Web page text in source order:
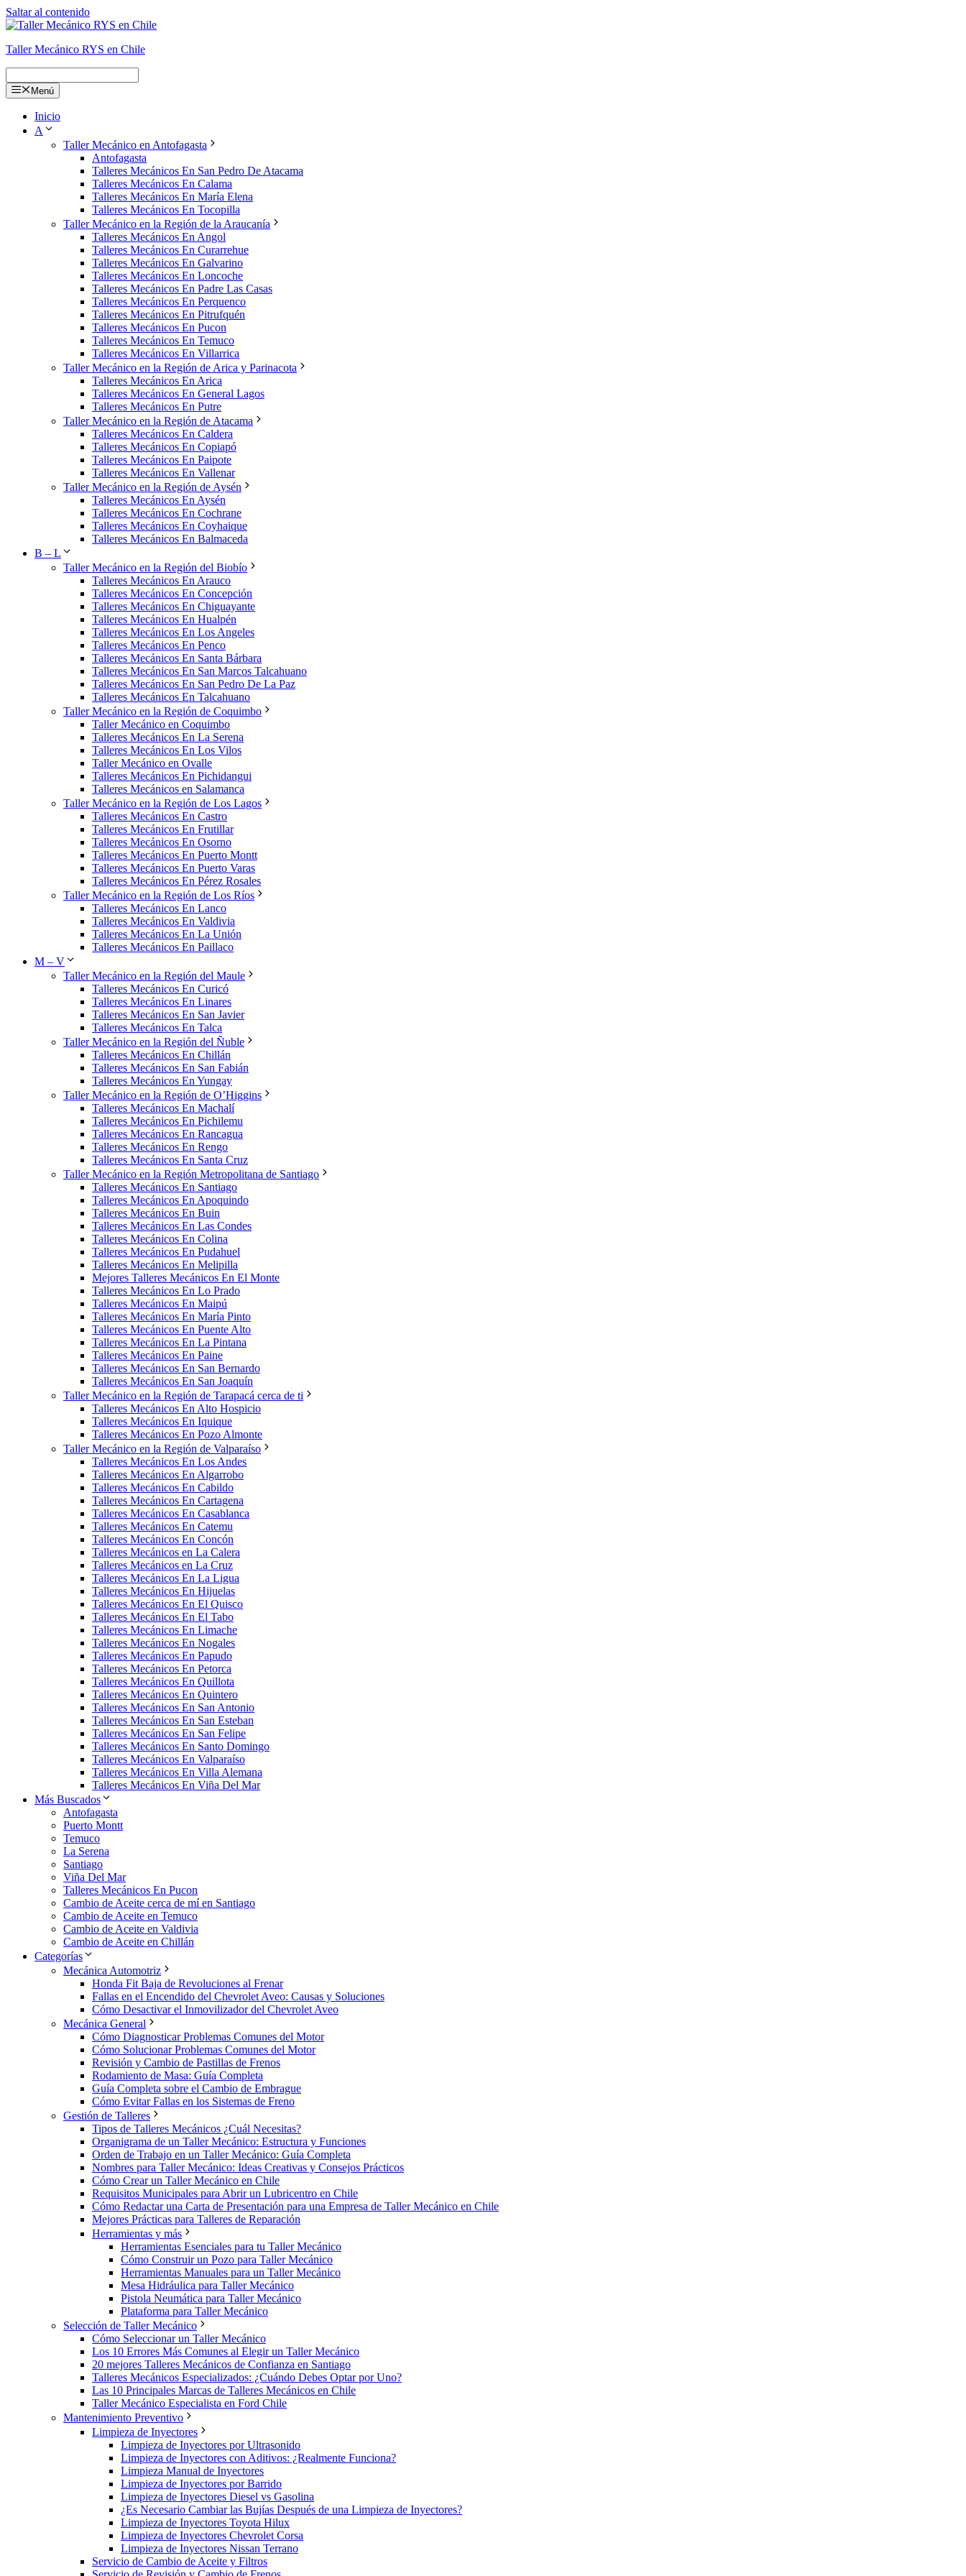
Saltar al contenido
Taller Mecánico RYS en Chile
Menú
Inicio
A
Taller Mecánico en Antofagasta
Antofagasta
Talleres Mecánicos En San Pedro De Atacama
Talleres Mecánicos En Calama
Talleres Mecánicos En María Elena
Talleres Mecánicos En Tocopilla
Taller Mecánico en la Región de la Araucanía
Talleres Mecánicos En Angol
Talleres Mecánicos En Curarrehue
Talleres Mecánicos En Galvarino
Talleres Mecánicos En Loncoche
Talleres Mecánicos En Padre Las Casas
Talleres Mecánicos En Perquenco
Talleres Mecánicos En Pitrufquén
Talleres Mecánicos En Pucon
Talleres Mecánicos En Temuco
Talleres Mecánicos En Villarrica
Taller Mecánico en la Región de Arica y Parinacota
Talleres Mecánicos En Arica
Talleres Mecánicos En General Lagos
Talleres Mecánicos En Putre
Taller Mecánico en la Región de Atacama
Talleres Mecánicos En Caldera
Talleres Mecánicos En Copiapó
Talleres Mecánicos En Paipote
Talleres Mecánicos En Vallenar
Taller Mecánico en la Región de Aysén
Talleres Mecánicos En Aysén
Talleres Mecánicos En Cochrane
Talleres Mecánicos En Coyhaique
Talleres Mecánicos En Balmaceda
B – L
Taller Mecánico en la Región del Biobío
Talleres Mecánicos En Arauco
Talleres Mecánicos En Concepción
Talleres Mecánicos En Chiguayante
Talleres Mecánicos En Hualpén
Talleres Mecánicos En Los Angeles
Talleres Mecánicos En Penco
Talleres Mecánicos En Santa Bárbara
Talleres Mecánicos En San Marcos Talcahuano
Talleres Mecánicos En San Pedro De La Paz
Talleres Mecánicos En Talcahuano
Taller Mecánico en la Región de Coquimbo
Taller Mecánico en Coquimbo
Talleres Mecánicos En La Serena
Talleres Mecánicos En Los Vilos
Taller Mecánico en Ovalle
Talleres Mecánicos En Pichidangui
Talleres Mecánicos en Salamanca
Taller Mecánico en la Región de Los Lagos
Talleres Mecánicos En Castro
Talleres Mecánicos En Frutillar
Talleres Mecánicos En Osorno
Talleres Mecánicos En Puerto Montt
Talleres Mecánicos En Puerto Varas
Talleres Mecánicos En Pérez Rosales
Taller Mecánico en la Región de Los Ríos
Talleres Mecánicos En Lanco
Talleres Mecánicos En Valdivia
Talleres Mecánicos En La Unión
Talleres Mecánicos En Paillaco
M – V
Taller Mecánico en la Región del Maule
Talleres Mecánicos En Curicó
Talleres Mecánicos En Linares
Talleres Mecánicos En San Javier
Talleres Mecánicos En Talca
Taller Mecánico en la Región del Ñuble
Talleres Mecánicos En Chillán
Talleres Mecánicos En San Fabián
Talleres Mecánicos En Yungay
Taller Mecánico en la Región de O’Higgins
Talleres Mecánicos En Machalí
Talleres Mecánicos En Pichilemu
Talleres Mecánicos En Rancagua
Talleres Mecánicos En Rengo
Talleres Mecánicos En Santa Cruz
Taller Mecánico en la Región Metropolitana de Santiago
Talleres Mecánicos En Santiago
Talleres Mecánicos En Apoquindo
Talleres Mecánicos En Buin
Talleres Mecánicos En Las Condes
Talleres Mecánicos En Colina
Talleres Mecánicos En Pudahuel
Talleres Mecánicos En Melipilla
Mejores Talleres Mecánicos En El Monte
Talleres Mecánicos En Lo Prado
Talleres Mecánicos En Maipú
Talleres Mecánicos En María Pinto
Talleres Mecánicos En Puente Alto
Talleres Mecánicos En La Pintana
Talleres Mecánicos En Paine
Talleres Mecánicos En San Bernardo
Talleres Mecánicos En San Joaquín
Taller Mecánico en la Región de Tarapacá cerca de ti
Talleres Mecánicos En Alto Hospicio
Talleres Mecánicos En Iquique
Talleres Mecánicos En Pozo Almonte
Taller Mecánico en la Región de Valparaíso
Talleres Mecánicos En Los Andes
Talleres Mecánicos En Algarrobo
Talleres Mecánicos En Cabildo
Talleres Mecánicos En Cartagena
Talleres Mecánicos En Casablanca
Talleres Mecánicos En Catemu
Talleres Mecánicos En Concón
Talleres Mecánicos en La Calera
Talleres Mecánicos en La Cruz
Talleres Mecánicos En La Ligua
Talleres Mecánicos En Hijuelas
Talleres Mecánicos En El Quisco
Talleres Mecánicos En El Tabo
Talleres Mecánicos En Limache
Talleres Mecánicos En Nogales
Talleres Mecánicos En Papudo
Talleres Mecánicos En Petorca
Talleres Mecánicos En Quillota
Talleres Mecánicos En Quintero
Talleres Mecánicos En San Antonio
Talleres Mecánicos En San Esteban
Talleres Mecánicos En San Felipe
Talleres Mecánicos En Santo Domingo
Talleres Mecánicos En Valparaíso
Talleres Mecánicos En Villa Alemana
Talleres Mecánicos En Viña Del Mar
Más Buscados
Antofagasta
Puerto Montt
Temuco
La Serena
Santiago
Viña Del Mar
Talleres Mecánicos En Pucon
Cambio de Aceite cerca de mí en Santiago
Cambio de Aceite en Temuco
Cambio de Aceite en Valdivia
Cambio de Aceite en Chillán
Categorías
Mecánica Automotriz
Honda Fit Baja de Revoluciones al Frenar
Fallas en el Encendido del Chevrolet Aveo: Causas y Soluciones
Cómo Desactivar el Inmovilizador del Chevrolet Aveo
Mecánica General
Cómo Diagnosticar Problemas Comunes del Motor
Cómo Solucionar Problemas Comunes del Motor
Revisión y Cambio de Pastillas de Frenos
Rodamiento de Masa: Guía Completa
Guía Completa sobre el Cambio de Embrague
Cómo Evitar Fallas en los Sistemas de Freno
Gestión de Talleres
Tipos de Talleres Mecánicos ¿Cuál Necesitas?
Organigrama de un Taller Mecánico: Estructura y Funciones
Orden de Trabajo en un Taller Mecánico: Guía Completa
Nombres para Taller Mecánico: Ideas Creativas y Consejos Prácticos
Cómo Crear un Taller Mecánico en Chile
Requisitos Municipales para Abrir un Lubricentro en Chile
Cómo Redactar una Carta de Presentación para una Empresa de Taller Mecánico en Chile
Mejores Prácticas para Talleres de Reparación
Herramientas y más
Herramientas Esenciales para tu Taller Mecánico
Cómo Construir un Pozo para Taller Mecánico
Herramientas Manuales para un Taller Mecánico
Mesa Hidráulica para Taller Mecánico
Pistola Neumática para Taller Mecánico
Plataforma para Taller Mecánico
Selección de Taller Mecánico
Cómo Seleccionar un Taller Mecánico
Los 10 Errores Más Comunes al Elegir un Taller Mecánico
20 mejores Talleres Mecánicos de Confianza en Santiago
Talleres Mecánicos Especializados: ¿Cuándo Debes Optar por Uno?
Las 10 Principales Marcas de Talleres Mecánicos en Chile
Taller Mecánico Especialista en Ford Chile
Mantenimiento Preventivo
Limpieza de Inyectores
Limpieza de Inyectores por Ultrasonido
Limpieza de Inyectores con Aditivos: ¿Realmente Funciona?
Limpieza Manual de Inyectores
Limpieza de Inyectores por Barrido
Limpieza de Inyectores Diesel vs Gasolina
¿Es Necesario Cambiar las Bujías Después de una Limpieza de Inyectores?
Limpieza de Inyectores Toyota Hilux
Limpieza de Inyectores Chevrolet Corsa
Limpieza de Inyectores Nissan Terrano
Servicio de Cambio de Aceite y Filtros